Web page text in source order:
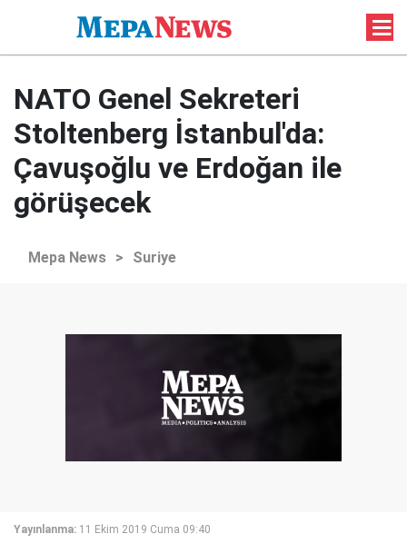
NATO Genel Sekreteri
Stoltenberg İstanbul'da:
Çavuşoğlu ve Erdoğan ile
görüşecek
Mepa News > Suriye
Yayınlanma: 11 Ekim 2019 Cuma 09:40